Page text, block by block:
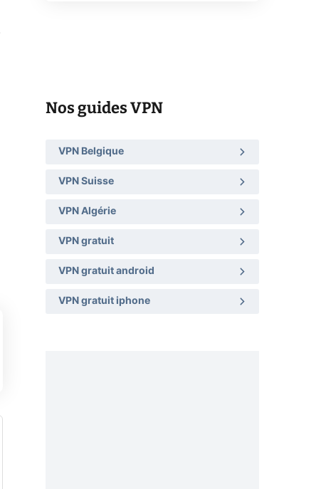
Nos guides VPN
VPN Belgique
VPN Suisse
VPN Algérie
VPN gratuit
VPN gratuit android
VPN gratuit iphone